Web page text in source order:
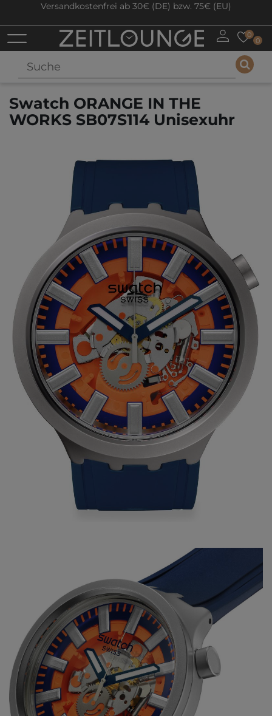
Versandkostenfrei ab 30€ (DE) bzw. 75€ (EU)
0
0
Swatch ORANGE IN THE
WORKS SB07S114 Unisexuhr